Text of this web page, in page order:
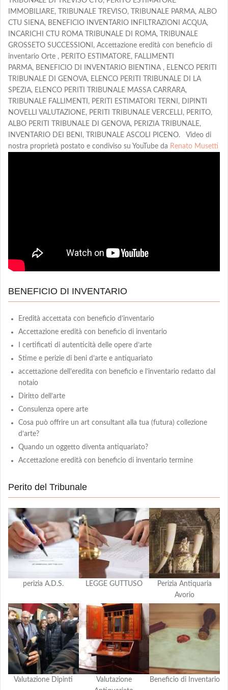
IMMOBILIARE, TRIBUNALE TREVISO, TRIBUNALE PARMA, ALBO
CTU SIENA, BENEFICIO INVENTARIO INFILTRAZIONI ACQUA,
INCARICHI CTU ROMA TRIBUNALE DI ROMA, TRIBUNALE
GROSSETO SUCCESSIONI, Accettazione eredità con beneficio di
inventario Orte , PERITO ESTIMATORE, FALLIMENTI
PARMA, BENEFICIO DI INVENTARIO BIENTINA , ELENCO PERITI
TRIBUNALE DI GENOVA, ELENCO PERITI TRIBUNALE DI LA
SPEZIA, ELENCO PERITI TRIBUNALE MASSA CARRARA,
TRIBUNALE FALLIMENTI, PERITI ESTIMATORI TERNI, DIPINTI
NOVELLI VALUTAZIONE, PERITI TRIBUNALE VERCELLI, PERITO,
ALBO PERITI TRIBUNALE DI GENOVA, PERIZIA TRIBUNALE,
INVENTARIO DEI BENI, TRIBUNALE ASCOLI PICENO. Video di
nostra proprietà postato e condiviso su YouTube da Renato Musetti
BENEFICIO DI INVENTARIO
Eredità accettata con beneficio d’inventario
Accettazione eredità con beneficio di inventario
I certificati di autenticità delle opere d’arte
Stime e perizie di beni d’arte e antiquariato
accettazione dell’eredita con beneficio e l’inventario redatto dal
notaio
Diritto dell’arte
Consulenza opere arte
Cosa può offrire un art consultant alla tua (futura) collezione
d’arte?
Quando un oggetto diventa antiquariato?
Accettazione eredità con beneficio di inventario termine
Perito del Tribunale
perizia A.D.S. LEGGE GUTTUSO
Perizia Antiquaria
Avorio
Valutazione Dipinti
Valutazione
Beneficio di Inventario